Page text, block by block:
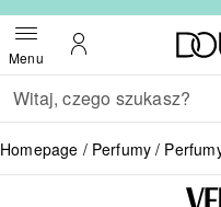
MenuOtwórz menuMoje konto
Wracać
Wykonaj wyszukiwanie
Homepage Perfumy